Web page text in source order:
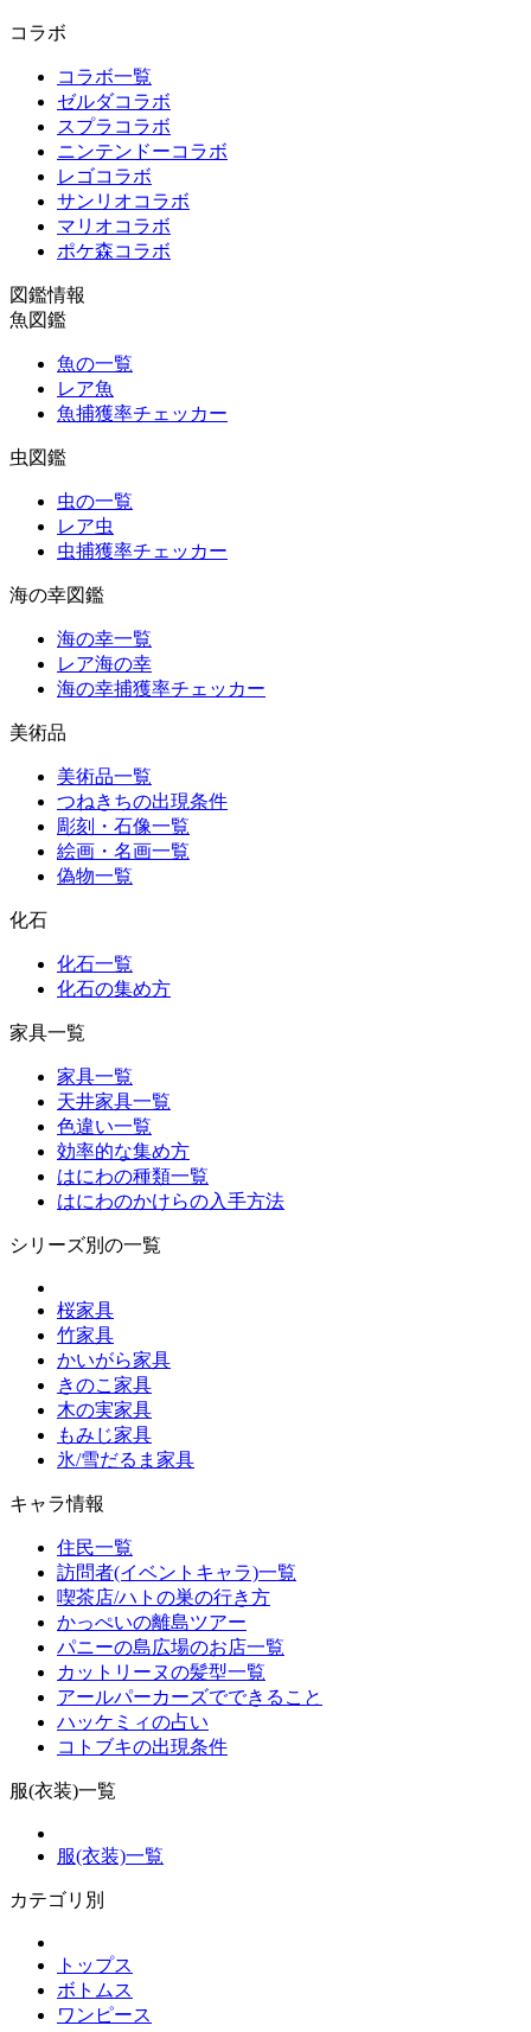
コラボ
コラボ一覧
ゼルダコラボ
スプラコラボ
ニンテンドーコラボ
レゴコラボ
サンリオコラボ
マリオコラボ
ポケ森コラボ
図鑑情報
魚図鑑
魚の一覧
レア魚
魚捕獲率チェッカー
虫図鑑
虫の一覧
レア虫
虫捕獲率チェッカー
海の幸図鑑
海の幸一覧
レア海の幸
海の幸捕獲率チェッカー
美術品
美術品一覧
つねきちの出現条件
彫刻・石像一覧
絵画・名画一覧
偽物一覧
化石
化石一覧
化石の集め方
家具一覧
家具一覧
天井家具一覧
色違い一覧
効率的な集め方
はにわの種類一覧
はにわのかけらの入手方法
シリーズ別の一覧
桜家具
竹家具
かいがら家具
きのこ家具
木の実家具
もみじ家具
氷/雪だるま家具
キャラ情報
住民一覧
訪問者(イベントキャラ)一覧
喫茶店/ハトの巣の行き方
かっぺいの離島ツアー
パニーの島広場のお店一覧
カットリーヌの髪型一覧
アールパーカーズでできること
ハッケミィの占い
コトブキの出現条件
服(衣装)一覧
服(衣装)一覧
カテゴリ別
トップス
ボトムス
ワンピース